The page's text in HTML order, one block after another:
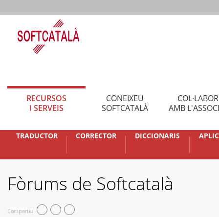
RECURSOS
I SERVEIS
CONEIXEU
SOFTCATALÀ
AMB
TRADUCTOR CORRECTOR DICCIONARIS
Fòrums de Softcatalà
Compartiu